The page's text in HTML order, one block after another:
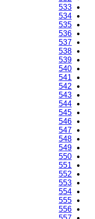
533
534
535
536
537
538
539
540
541
542
543
544
545
546
547
548
549
550
551
552
553
554
555
556